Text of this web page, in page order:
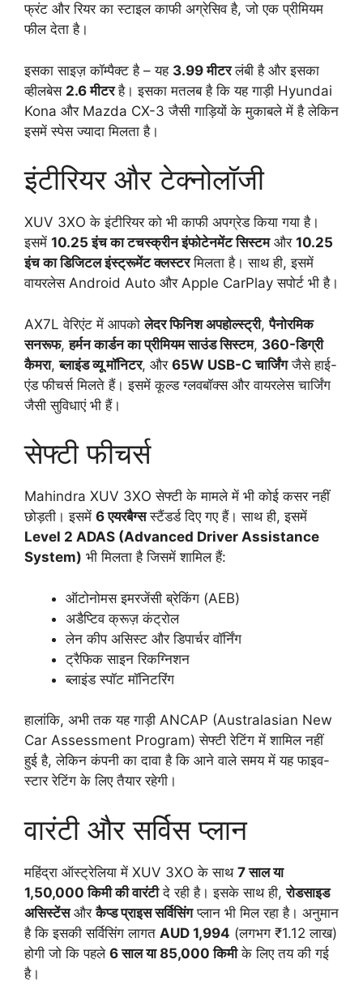
फ्रंट और रियर का स्टाइल काफी अग्रेसिव है, जो एक प्रीमियम
फील देता है।
इसका साइज़ कॉम्पैक्ट है – यह 3.99 मीटरलंबी है और इसका
व्हीलबेस 2.6 मीटरहै। इसका मतलब है कि यह गाड़ी Hyundai
Kona और Mazda CX-3 जैसी गाड़ियों के मुकाबले में है लेकिन
इसमें स्पेस ज्यादा मिलता है।
इंटीरियर और टेक्नोलॉजी
XUV 3XO के इंटीरियर को भी काफी अपग्रेड किया गया है।
इसमें 10.25 इंच का टचस्क्रीन इंफोटेनमेंट सिस्टमऔर 10.25
इंच का डिजिटल इंस्ट्रूमेंट क्लस्टरमिलता है। साथ ही, इसमें
वायरलेस Android Auto और Apple CarPlay सपोर्ट भी है।
AX7L वेरिएंट में आपकोलेदर फिनिश अपहोल्स्ट्री,पैनोरमिक
सनरूफ,हर्मन कार्डन का प्रीमियम साउंड सिस्टम, 360-डिग्री
कैमरा,ब्लाइंड व्यू मॉनिटर, और 65W USB-C चार्जिंगजैसे हाई-
एंड फीचर्स मिलते हैं। इसमें कूल्ड ग्लवबॉक्स और वायरलेस चार्जिंग
जैसी सुविधाएं भी हैं।
सेफ्टी फीचर्स
Mahindra XUV 3XO सेफ्टी के मामले में भी कोई कसर नहीं
छोड़ती। इसमें 6 एयरबैग्सस्टैंडर्ड दिए गए हैं। साथ ही, इसमें
Level 2 ADAS (Advanced Driver Assistance
System) भी मिलता है जिसमें शामिल हैं:
ऑटोनोमस इमरजेंसी ब्रेकिंग (AEB)
अडैप्टिव क्रूज़ कंट्रोल
लेन कीप असिस्ट और डिपार्चर वॉर्निंग
ट्रैफिक साइन रिकग्निशन
ब्लाइंड स्पॉट मॉनिटरिंग
हालांकि, अभी तक यह गाड़ी ANCAP (Australasian New
Car Assessment Program) सेफ्टी रेटिंग में शामिल नहीं
हुई है, लेकिन कंपनी का दावा है कि आने वाले समय में यह फाइव-
स्टार रेटिंग के लिए तैयार रहेगी।
वारंटी और सर्विस प्लान
महिंद्रा ऑस्ट्रेलिया में XUV 3XO के साथ 7 साल या
1,50,000 किमी की वारंटीदे रही है। इसके साथ ही,रोडसाइड
असिस्टेंसऔरकैप्ड प्राइस सर्विसिंगप्लान भी मिल रहा है। अनुमान
है कि इसकी सर्विसिंग लागत AUD 1,994 (लगभग ₹1.12 लाख)
होगी जो कि पहले 6 साल या 85,000 किमीके लिए तय की गई
है।